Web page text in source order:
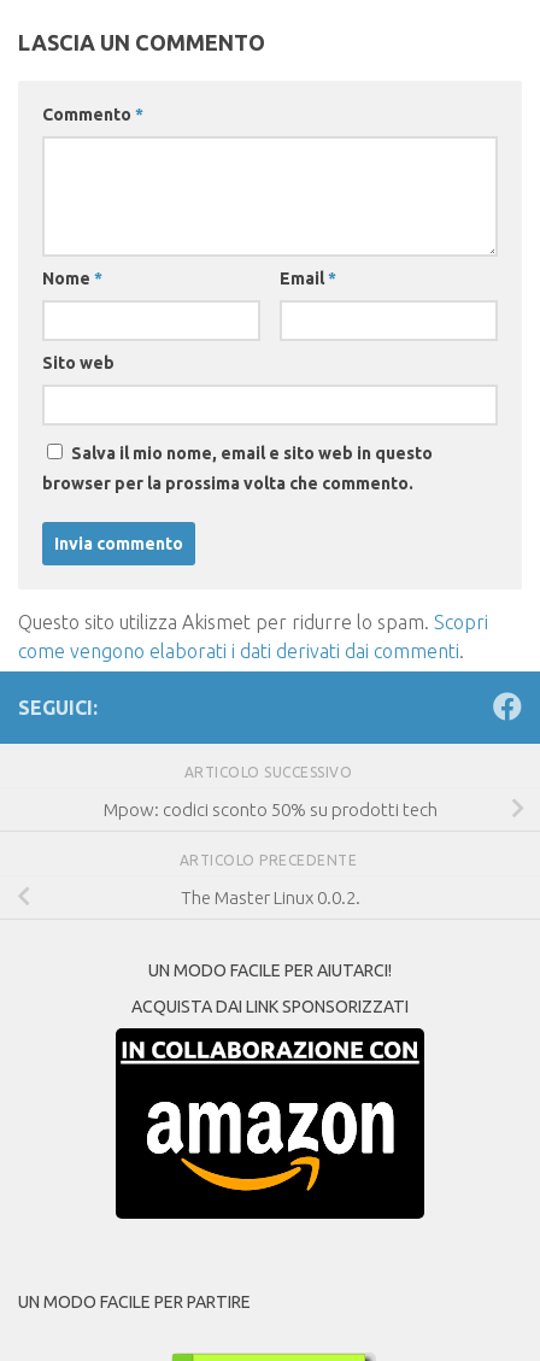
LASCIA UN COMMENTO
Commento *
Nome * Email*
Sito web
Salva il mio nome, email e sito web in questo
browser per la prossima volta che commento.
Questo sito utilizza Akismet per ridurre lo spam. Scopri
come vengono elaborati i dati derivati dai commenti.
SEGUICI:
ARTICOLO SUCCESSIVO
Mpow: codici sconto 50% su prodotti tech
ARTICOLO PRECEDENTE
The Master Linux 0.0.2.
UN MODO FACILE PER AIUTARCI!
ACQUISTA DAI LINK SPONSORIZZATI
UN MODO FACILE PER PARTIRE